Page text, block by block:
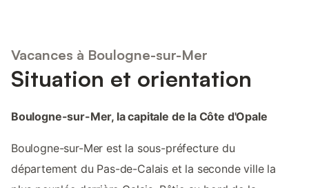
Vacances à Boulogne-sur-Mer
Situation et orientation
Boulogne-sur-Mer, la capitale de la Côte d'Opale
Boulogne-sur-Mer est la sous-préfecture du
département du Pas-de-Calais et la seconde ville la